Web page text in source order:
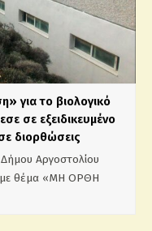
για το βιολογικό
σε εξειδικευμένο
διορθώσεις
Αργοστολίου
με θέμα «ΜΗ ΟΡΘΗ